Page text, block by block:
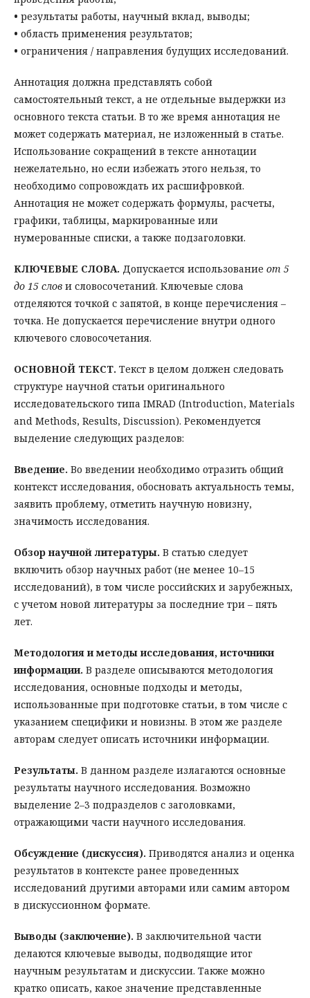
• результаты работы, научный вклад, выводы;
• область применения результатов;
• ограничения / направления будущих исследований.
Аннотация должна представлять собой
самостоятельный текст, а не отдельные выдержки из
основного текста статьи. В то же время аннотация не
может содержать материал, не изложенный в статье.
Использование сокращений в тексте аннотации
нежелательно, но если избежать этого нельзя, то
необходимо сопровождать их расшифровкой.
Аннотация не может содержать формулы, расчеты,
графики, таблицы, маркированные или
нумерованные списки, а также подзаголовки.
КЛЮЧЕВЫЕ СЛОВА. Допускается использование от 5
до 15 слов и словосочетаний. Ключевые слова
отделяются точкой с запятой, в конце перечисления –
точка. Не допускается перечисление внутри одного
ключевого словосочетания.
ОСНОВНОЙ ТЕКСТ. Текст в целом должен следовать
структуре научной статьи оригинального
исследовательского типа IMRAD (Introduction, Materials
and Methods, Results, Discussion). Рекомендуется
выделение следующих разделов:
Введение. Во введении необходимо отразить общий
контекст исследования, обосновать актуальность темы,
заявить проблему, отметить научную новизну,
значимость исследования.
Обзор научной литературы. В статью следует
включить обзор научных работ (не менее 10–15
исследований), в том числе российских и зарубежных,
с учетом новой литературы за последние три – пять
лет.
Методология и методы исследования, источники
информации. В разделе описываются методология
исследования, основные подходы и методы,
использованные при подготовке статьи, в том числе с
указанием специфики и новизны. В этом же разделе
авторам следует описать источники информации.
Результаты. В данном разделе излагаются основные
результаты научного исследования. Возможно
выделение 2–3 подразделов с заголовками,
отражающими части научного исследования.
Обсуждение (дискуссия). Приводятся анализ и оценка
результатов в контексте ранее проведенных
исследований другими авторами или самим автором
в дискуссионном формате.
Выводы (заключение). В заключительной части
делаются ключевые выводы, подводящие итог
научным результатам и дискуссии. Также можно
кратко описать, какое значение представленные